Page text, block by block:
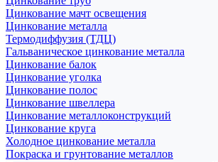
Цинкование мачт освещения
Цинкование металла
Термодиффузия (ТДЦ)
Гальваническое цинкование металла
Цинкование балок
Цинкование уголка
Цинкование полос
Цинкование швеллера
Цинкование металлоконструкций
Цинкование круга
Холодное цинкование металла
Покраска и грунтование металлов